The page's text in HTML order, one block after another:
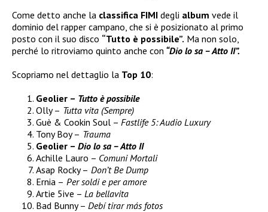
Come detto anche la classifica FIMI degli album vede il
dominio del rapper campano, che si è posizionato al primo
posto con il suo disco “Tutto è possibile”. Ma non solo,
perché lo ritroviamo quinto anche con “Dio lo sa – Atto II”.
Scopriamo nel dettaglio la Top 10:
Geolier – Tutto è possibile
Olly – Tutta vita (Sempre)
Guè & Cookin Soul – Fastlife 5: Audio Luxury
Tony Boy – Trauma
Geolier – Dio lo sa – Atto II
Achille Lauro – Comuni Mortali
Asap Rocky – Don’t Be Dump
Ernia – Per soldi e per amore
Artie 5ive – La bellavita
Bad Bunny – Debí tirar más fotos